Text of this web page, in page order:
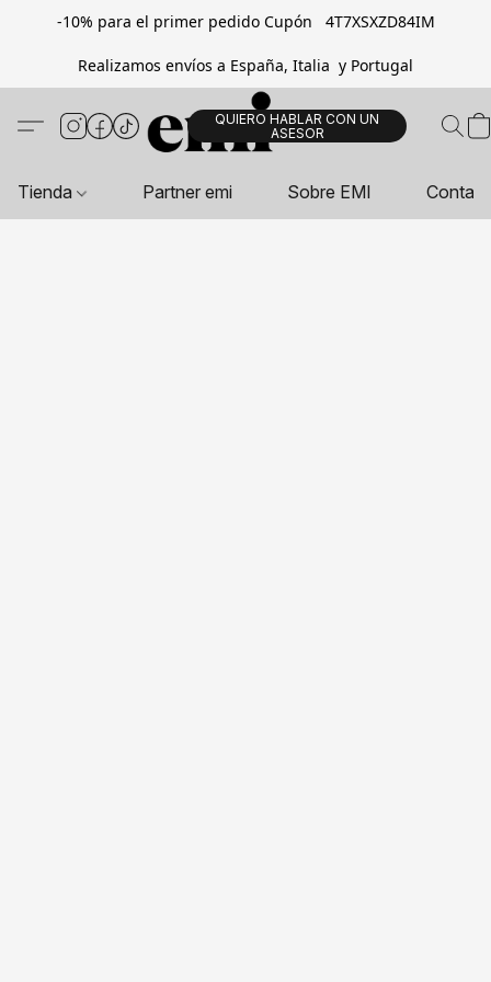
-10% para el primer pedido Cupón 4T7XSXZD84IM
Realizamos envíos a España, Italia y Portugal
QUIERO HABLAR CON UN
ASESOR
Tienda Partner emi Sobre EMI